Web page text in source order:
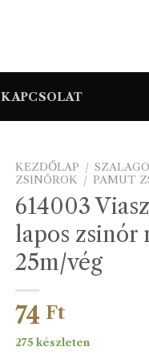
KAPCSOLAT
KEZDŐLAP /
ZSINÓROK / PAMUT
614003
lapos zsinór
25m/vég
74 Ft
275 készleten